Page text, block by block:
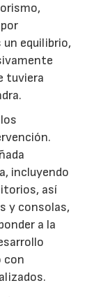
equilibrio,
tuviera
incluyendo
así
y consolas,
a la
con